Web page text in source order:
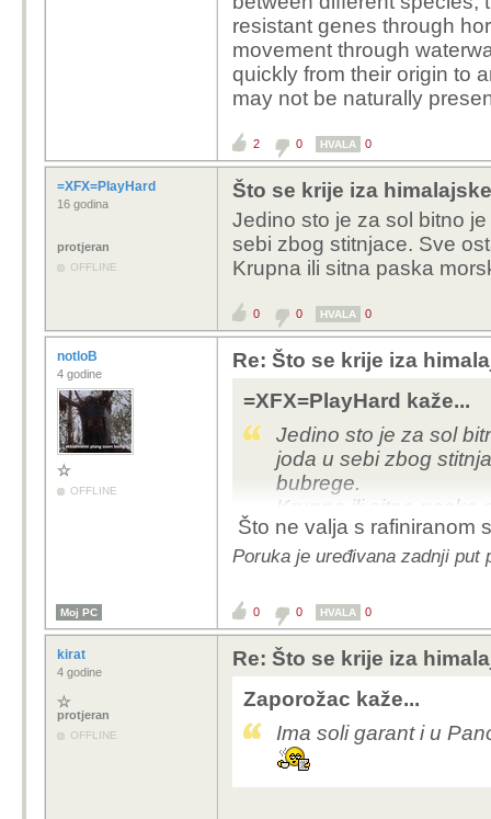
resistant genes through
movement through
quickly from their origin to
may not be naturally
2 0 HVALA 0
=XFX=PlayHard
16 godina
protjeran
OFFLINE
Što se krije iza
Jedino sto je za sol bitno
sebi zbog stitnjace. Sve
Krupna ili sitna paska
0 0 HVALA 0
notloB
4 godine
OFFLINE
Re: Što se krije iza
=XFX=PlayHard kaže...
Jedino sto je za sol
joda u sebi zbog
bubrege.
Krupna ili sitna paska
Što ne valja s rafiniranom
Poruka je uređivana zadnji put
Moj PC 0 0 HVALA 0
kirat
4 godine
protjeran
OFFLINE
Re: Što se krije iza
Zaporožac kaže...
Ima soli garant i u